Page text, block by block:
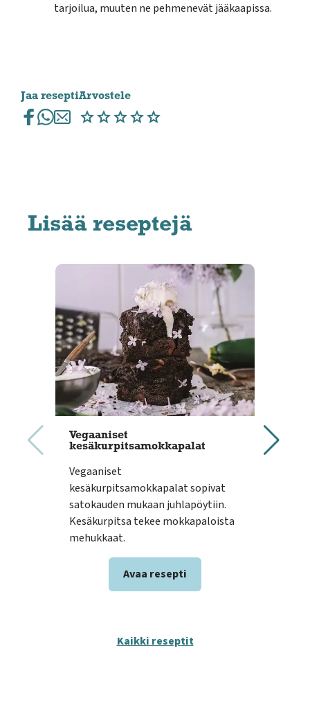
tarjoilua, muuten ne pehmenevät jääkaapissa.
Jaa reseptiArvostele
Lisää reseptejä
Vegaaniset
kesäkurpitsamokkapalat
Vegaaniset
kesäkurpitsamokkapalat sopivat
satokauden mukaan juhlapöytiin.
Kesäkurpitsa tekee mokkapaloista
mehukkaat.
Avaa resepti
Kaikki reseptit